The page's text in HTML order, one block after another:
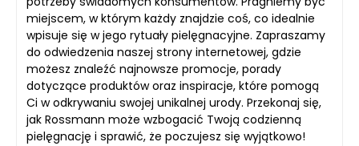
miejscem, w którym każdy znajdzie coś, co idealnie
wpisuje się w jego rytuały pielęgnacyjne. Zapraszamy
do odwiedzenia naszej strony internetowej, gdzie
możesz znaleźć najnowsze promocje, porady
dotyczące produktów oraz inspiracje, które pomogą
Ci w odkrywaniu swojej unikalnej urody. Przekonaj się,
jak Rossmann może wzbogacić Twoją codzienną
pielęgnację i sprawić, że poczujesz się wyjątkowo!